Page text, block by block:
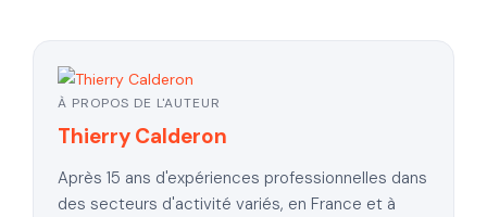
À PROPOS DE L'AUTEUR
Thierry Calderon
Après 15 ans d'expériences professionnelles dans
des secteurs d'activité variés, en France et à